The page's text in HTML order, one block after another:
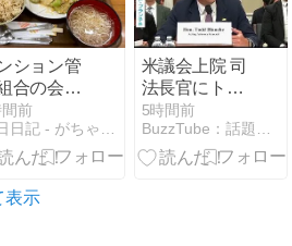
ション管
合の会合
日以上潰
間前
毎日日記 - がちゃんが気になった話題を書き散らす
米議会上院 司
法長官にトラ
ンプ氏の元弁
護士ブランチ
氏 賛成50反対
5時間前
BuzzTube：話題・流行・旬・最新・注目の動画サイト
表示